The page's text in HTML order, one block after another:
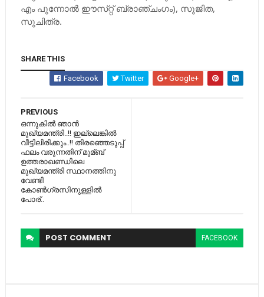
എം പുന്നോല്‍ ഈസ്‌റ്റ്‌ ബ്രാഞ്ചംഗം), സുജിത,
സുചിത്ര.
SHARE THIS
Facebook Twitter Google+
PREVIOUS
ഒന്നുകില്‍ ഞാന്‍
മുഖ്യമന്ത്രി..!! ഇല്ലെങ്കില്‍
വീട്ടിലിരിക്കും..!! തിരഞ്ഞെടുപ്പ്
ഫലം വരുന്നതിന് മുമ്ബ്
ഉത്തരാഖണ്ഡിലെ
മുഖ്യമന്ത്രി സ്ഥാനത്തിനു
വേണ്ടി
കോണ്‍ഗ്രസിനുള്ളില്‍
പോര്..
POST COMMENT FACEBOOK